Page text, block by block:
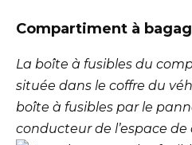
Compartiment à
La boîte à fusibles du
située dans le coffre du
boîte à fusibles par le
conducteur de l’espace